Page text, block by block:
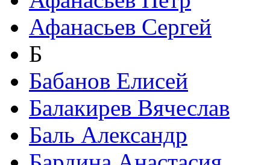
Афанасьев Сергей
Б
Бабанов Елисей
Балакирев Вячеслав
Баль Александр